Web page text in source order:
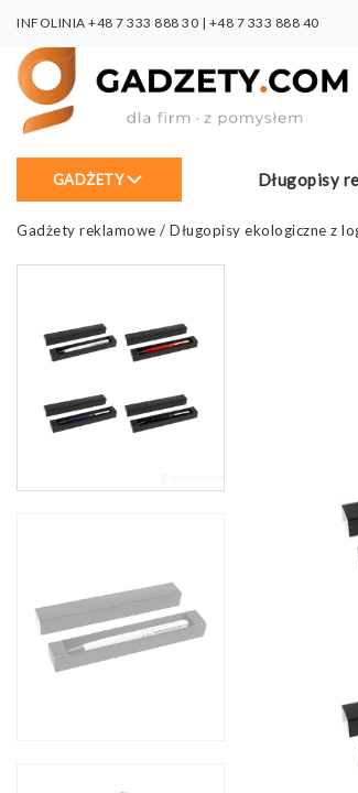
INFOLINIA +48 7 333 888 30 | +48 7 333 888 40
GADŻETY Długopisy
Gadżety reklamowe / Długopisy ekologiczne z